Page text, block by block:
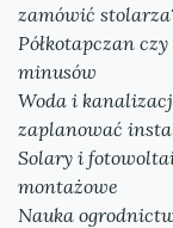
zamówić
Półkotapczan
minusów
Woda i
zaplanować
Solary i
montażowe
Nauka